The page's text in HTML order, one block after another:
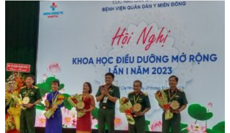
Bệnh viện Quân Dân Y Miền Đông sinh hoạt Khoa học Kỹ thuật thường niên
20/12/2024